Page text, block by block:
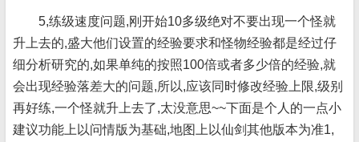
5,练级速度问题,刚开始10多级绝对不要出现一个怪就
升上去的,盛大他们设置的经验要求和怪物经验都是经过仔
细分析研究的,如果单纯的按照100倍或者多少倍的经验,就
会出现经验落差大的问题,所以,应该同时修改经验上限,级别
再好练,一个怪就升上去了,太没意思~~下面是个人的一点小
建议功能上以问情版为基础,地图上以仙剑其他版本为准1,